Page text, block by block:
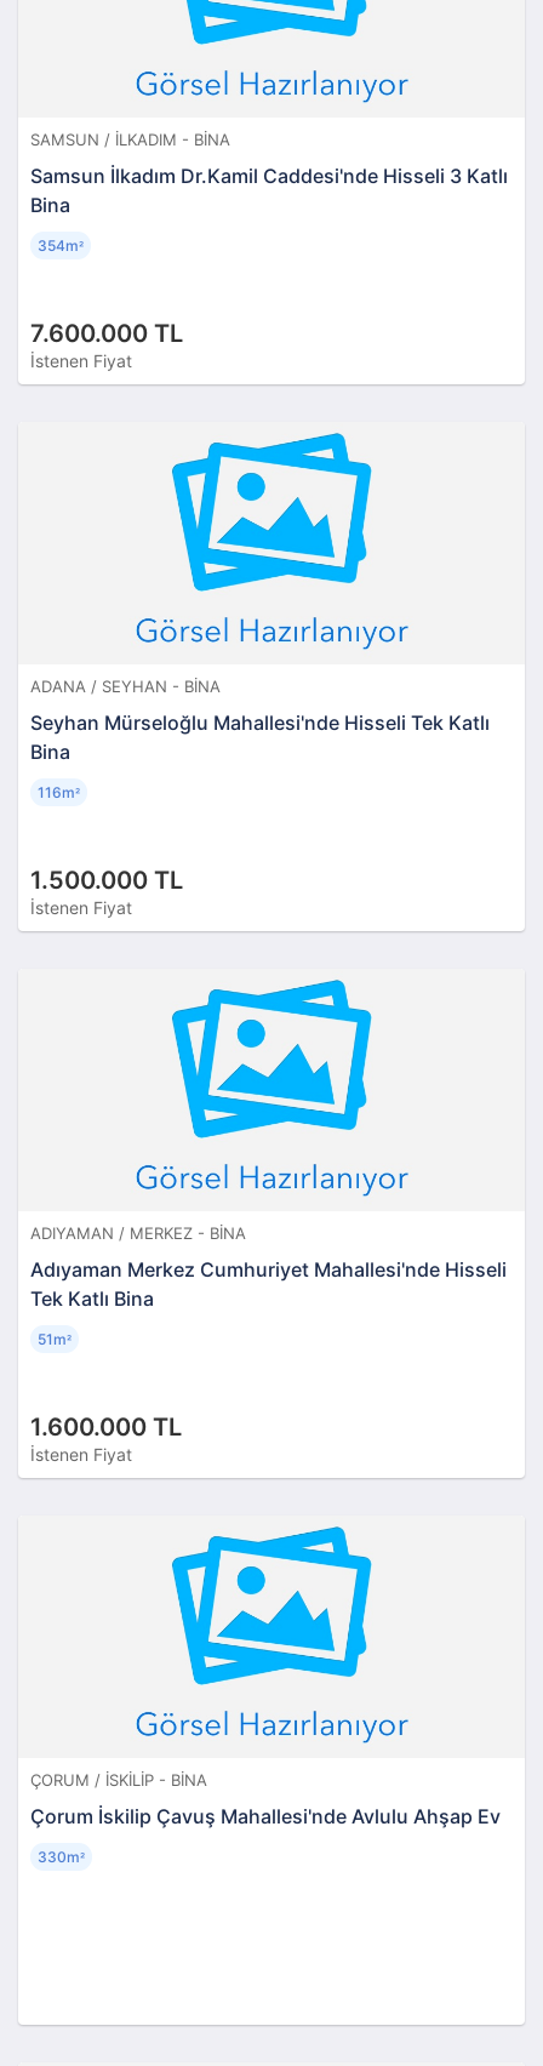
SAMSUN / İLKADIM - BINA
Samsun İlkadım Dr.Kamil Caddesi'nde Hisseli 3 Katlı
Bina
7.600.000 TL
İstenen Fiyat
354m²
ADANA / SEYHAN - BINA
Seyhan Mürseloğlu Mahallesi'nde Hisseli Tek Katlı
Bina
1.500.000 TL
İstenen Fiyat
116m²
ADIYAMAN / MERKEZ - BINA
Adıyaman Merkez Cumhuriyet Mahallesi'nde Hisseli
Tek Katlı Bina
1.600.000 TL
İstenen Fiyat
51m²
ÇORUM / İSKILIP - BINA
Çorum İskilip Çavuş Mahallesi'nde Avlulu Ahşap Ev
330m²